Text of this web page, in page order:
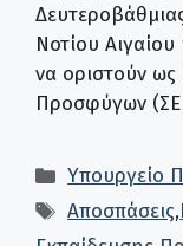
Νοτίου
να οριστούν ως
Προσφύγων
Κατηγορίες
Υπουργείο
Ετικέτες
Αποσπάσεις,